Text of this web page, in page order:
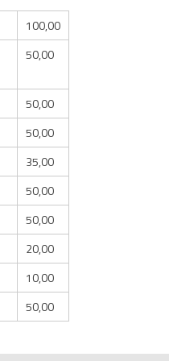
100,00
50,00
50,00
50,00
35,00
50,00
50,00
20,00
10,00
50,00